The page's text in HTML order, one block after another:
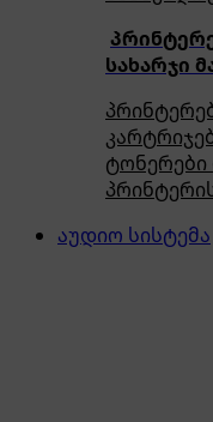
სახარჯი
ტონერები
აუდიო სისტემა